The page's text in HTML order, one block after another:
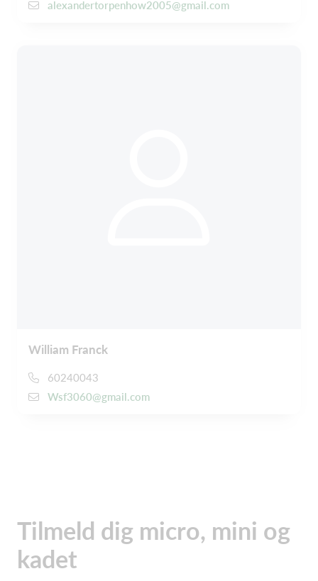
alexandertorpenhow2005@gmail.com
William Franck
60240043
Wsf3060@gmail.com
Tilmeld dig micro, mini og
kadet